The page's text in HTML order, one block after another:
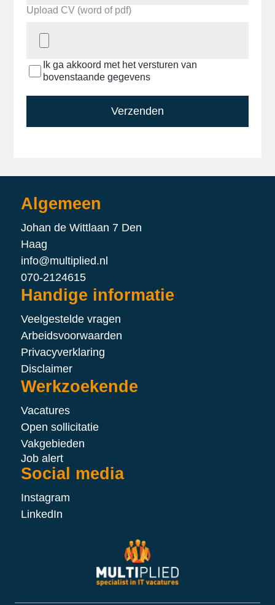
Upload CV (word of pdf)
Ik ga akkoord met het versturen van
bovenstaande gegevens
Verzenden
Algemeen
Johan de Wittlaan 7 Den
Haag
info@multiplied.nl
070-2124615
Handige informatie
Veelgestelde vragen
Arbeidsvoorwaarden
Privacyverklaring
Disclaimer
Werkzoekende
Vacatures
Open sollicitatie
Vakgebieden
Job alert
Social media
Instagram
LinkedIn